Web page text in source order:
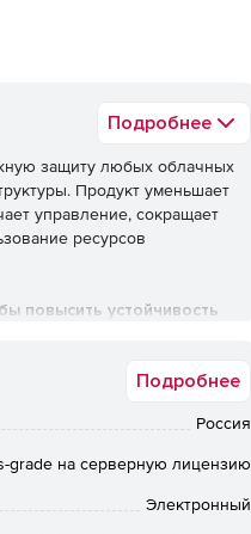
Подробнее
защиту любых облачных
Продукт уменьшает
управление, сокращает
ресурсов
повысить устойчивость
противостояние
Подробнее
Россия
grade на серверную лицензию
Электронный